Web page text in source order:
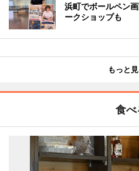
浜町でボールペン
ークショップも
もっと
食べ